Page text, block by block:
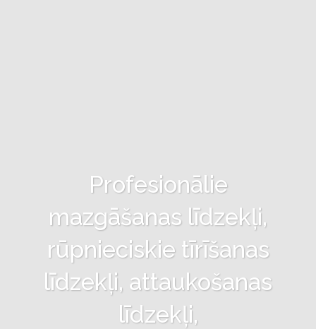
Profesionālie
mazgāšanas līdzekļi,
rūpnieciskie tīrīšanas
līdzekļi, attaukošanas
līdzekļi,